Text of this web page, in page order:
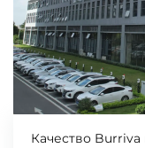
Качество